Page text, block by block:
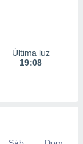
Última luz
19:08